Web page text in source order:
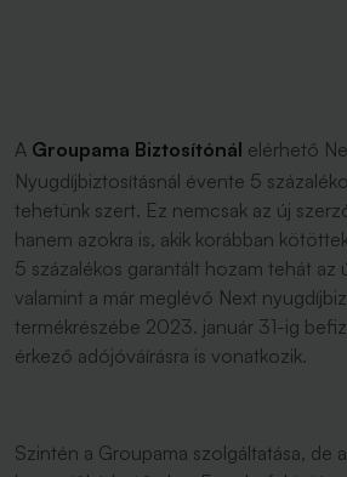
A Groupama Biztosítónál elérhető
Nyugdíjbiztosításnál évente 5
tehetünk szert. Ez nemcsak az új
hanem azokra is, akik korábban
5 százalékos garantált hozam tehát az
valamint a már meglévő Next
termékrészébe 2023. január 31-ig
érkező adójóváírásra is vonatkozik.
Szintén a Groupama szolgáltatása, de